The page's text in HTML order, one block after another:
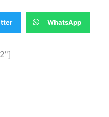
WhatsApp